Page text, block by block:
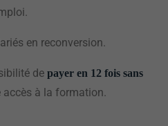
en reconversion.
de payer en 12 fois sans
à la formation.